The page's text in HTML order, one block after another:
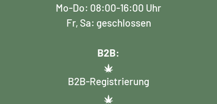
Mo-Do: 08:00-16:00 Uhr
Fr, Sa: geschlossen
B2B:
B2B-Registrierung